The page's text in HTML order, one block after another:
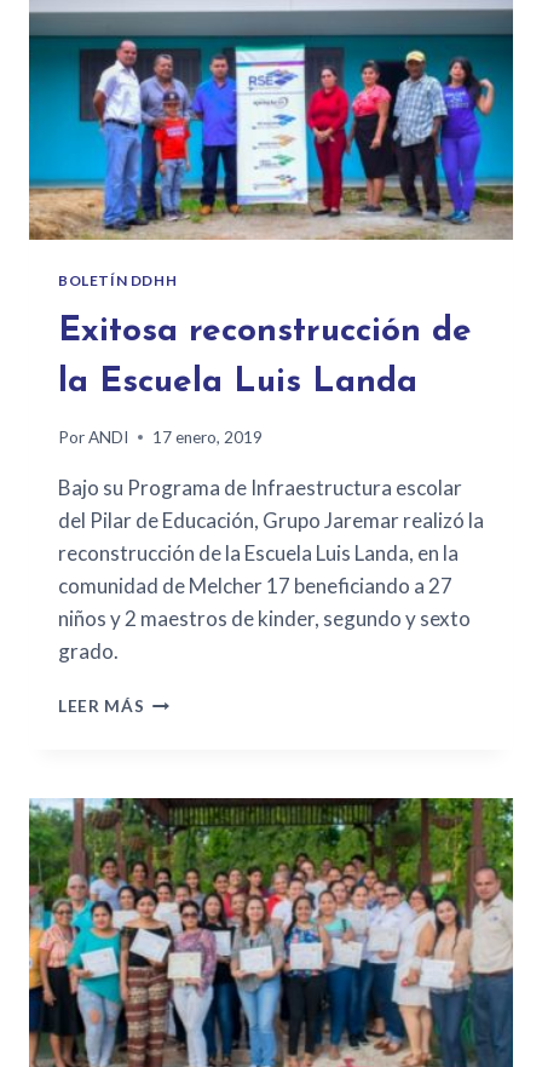
BOLETÍN DDHH
Exitosa reconstrucción de
la Escuela Luis Landa
PorANDI 17 enero, 2019
Bajo su Programa de Infraestructura escolar
del Pilar de Educación, Grupo Jaremar realizó la
reconstrucción de la Escuela Luis Landa, en la
comunidad de Melcher 17 beneficiando a 27
niños y 2 maestros de kinder, segundo y sexto
grado.
LEER MÁS